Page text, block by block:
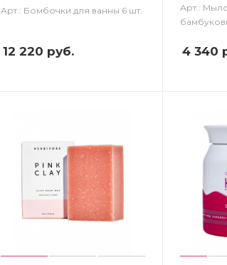
Арт.: Бомбочки для ванны 6 шт.
12 220 руб.
Арт.:
4 340